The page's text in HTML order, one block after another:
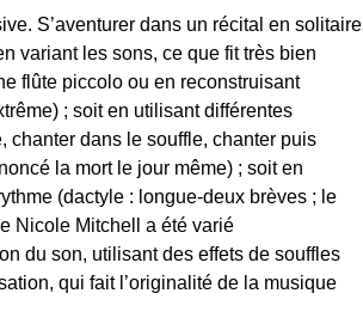
S’aventurer dans un récital en solitaire
variant les sons, ce que fit très bien
flûte piccolo ou en reconstruisant
; soit en utilisant différentes
chanter dans le souffle, chanter puis
la mort le jour même) ; soit en
(dactyle : longue-deux brèves ; le
Nicole Mitchell a été varié
du son, utilisant des effets de souffles
qui fait l’originalité de la musique